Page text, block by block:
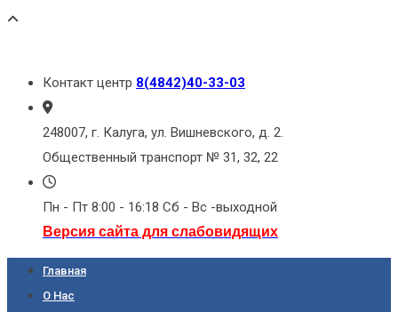
Контакт центр 8(4842)40-33-03
248007, г. Калуга, ул. Вишневского, д. 2.
Общественный транспорт № 31, 32, 22
Пн - Пт 8:00 - 16:18 Сб - Вс -выходной
Версия сайта для слабовидящих
Главная
О Нас